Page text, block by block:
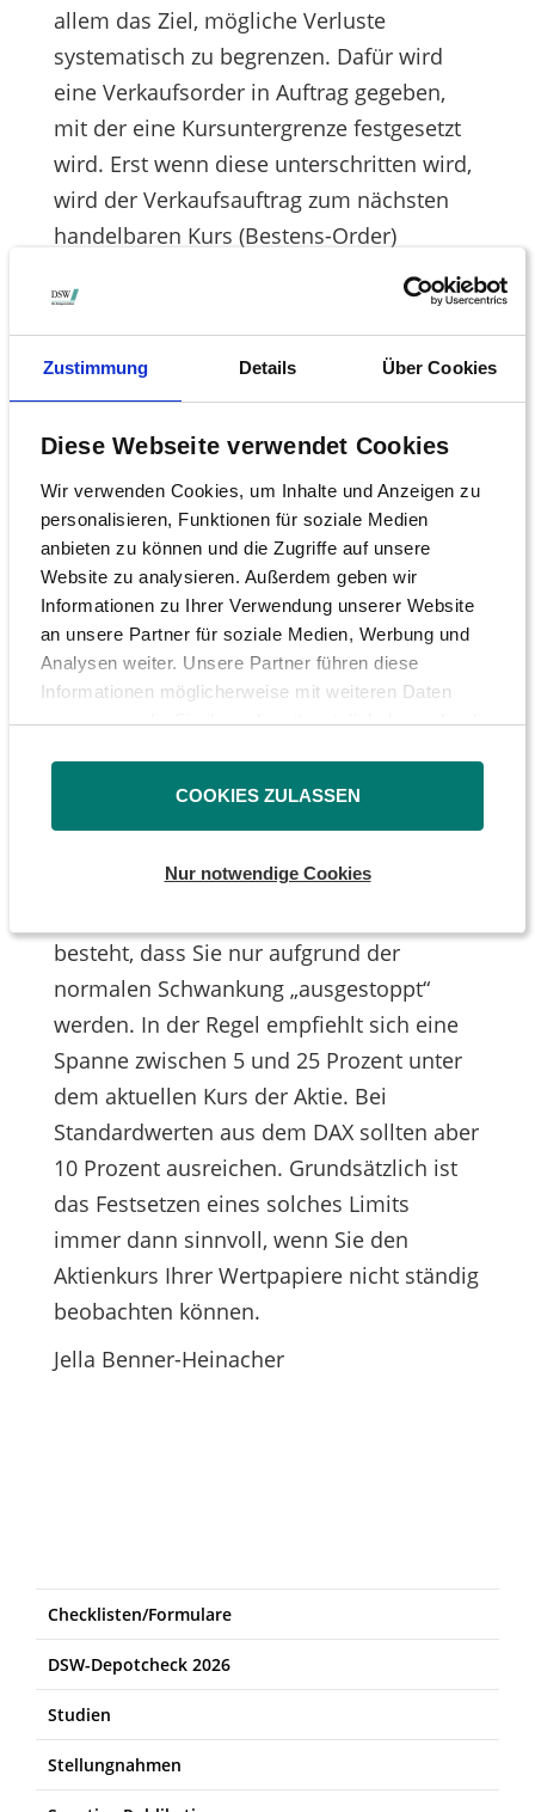
Zustimmung Details Über Cookies
Diese Webseite verwendet Cookies
Wir verwenden Cookies, um Inhalte und Anzeigen zu
personalisieren, Funktionen für soziale Medien
anbieten zu können und die Zugriffe auf unsere
Website zu analysieren. Außerdem geben wir
Informationen zu Ihrer Verwendung unserer Website
an unsere Partner für soziale Medien, Werbung und
Analysen weiter. Unsere Partner führen diese
Informationen möglicherweise mit weiteren Daten
zusammen, die Sie ihnen bereitgestellt haben oder die
COOKIES ZULASSEN
Nur notwendige Cookies
allem das Ziel, mögliche Verluste
systematisch zu begrenzen. Dafür wird
eine Verkaufsorder in Auftrag gegeben,
mit der eine Kursuntergrenze festgesetzt
wird. Erst wenn diese unterschritten wird,
wird der Verkaufsauftrag zum nächsten
handelbaren Kurs (Bestens-Order)
ausgeführt. Sollte der Wert des Papiers
allerdings rapide fallen – etwa aufgrund
einer Gewinnwarnung – kann der
Verkaufskurs deutlich unter dem von
ist es daher, die Stop-loss-Limits jeweils
der Kursentwicklung anzupassen. Hierbei
sollten Sie allerdings auf die Kosten
achten. Viele Banken behandeln nämlich
jede Limitänderung wie eine
Orderänderung, die Ihnen dann erneut in
Rechnung gestellt wird. Bei der Wahl der
Preisspanne, also dem Abstand zum
Schwankungsbreite der Aktie wichtig.
Papier, sollte die Grenze nicht zu eng
besteht, dass Sie nur aufgrund der
normalen Schwankung „ausgestoppt“
werden. In der Regel empfiehlt sich eine
Spanne zwischen 5 und 25 Prozent unter
dem aktuellen Kurs der Aktie. Bei
Standardwerten aus dem DAX sollten aber
10 Prozent ausreichen. Grundsätzlich ist
das Festsetzen eines solches Limits
immer dann sinnvoll, wenn Sie den
Aktienkurs Ihrer Wertpapiere nicht ständig
beobachten können.
Jella Benner-Heinacher
Checklisten/Formulare
DSW-Depotcheck 2026
Studien
Stellungnahmen